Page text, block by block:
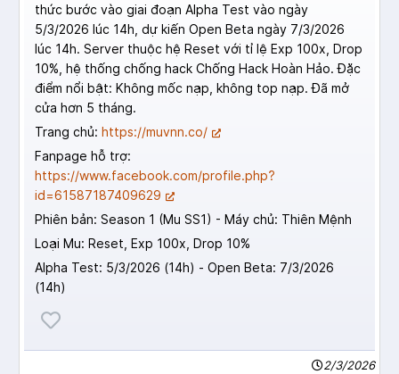
thức bước vào giai đoạn Alpha Test vào ngày
5/3/2026 lúc 14h, dự kiến Open Beta ngày 7/3/2026
lúc 14h. Server thuộc hệ Reset với tỉ lệ Exp 100x, Drop
10%, hệ thống chống hack Chống Hack Hoàn Hảo. Đặc
điểm nổi bật: Không mốc nạp, không top nạp. Đã mở
cửa hơn 5 tháng.
Trang chủ: https://muvnn.co/
Fanpage hỗ trợ:
https://www.facebook.com/profile.php?
id=61587187409629
Phiên bản: Season 1 (Mu SS1) - Máy chủ: Thiên Mệnh
Loại Mu: Reset, Exp 100x, Drop 10%
Alpha Test: 5/3/2026 (14h) - Open Beta: 7/3/2026
(14h)
2/3/2026